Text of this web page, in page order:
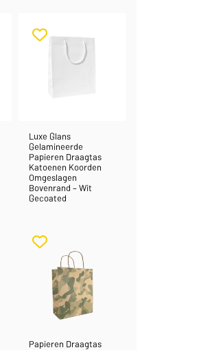
Luxe Glans
Gelamineerde
Papieren Draagtas
Katoenen Koorden
Omgeslagen
Bovenrand – Wit
Gecoated
Papieren Draagtas